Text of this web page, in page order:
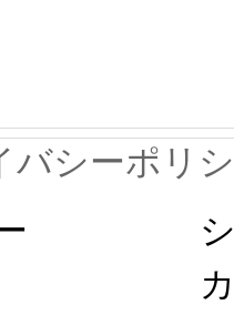
た
日
プレ
新春
バシーポリ